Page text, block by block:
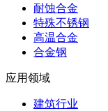
耐蚀合金
特殊不锈钢
高温合金
合金钢
应用领域
建筑行业